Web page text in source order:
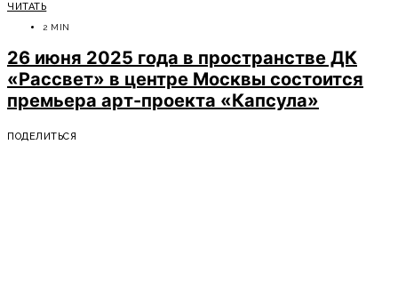
ЧИТАТЬ
2 MIN
26 июня 2025 года в пространстве ДК
«Рассвет» в центре Москвы состоится
премьера арт-проекта «Капсула»
ПОДЕЛИТЬСЯ